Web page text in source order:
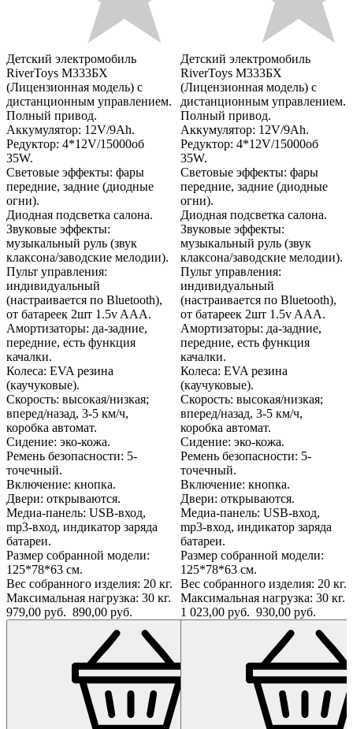
Детский электромобиль
RiverToys М333БХ
(Лицензионная модель) с
дистанционным управлением.
Полный привод.
Аккумулятор: 12V/9Ah.
Редуктор: 4*12V/15000об
35W.
Световые эффекты: фары
передние, задние (диодные
огни).
Диодная подсветка салона.
Звуковые эффекты:
музыкальный руль (звук
клаксона/заводские мелодии).
Пульт управления:
индивидуальный
(настраивается по Bluetooth),
от батареек 2шт 1.5v AAA.
Амортизаторы: да-задние,
передние, есть функция
качалки.
Колеса: EVA резина
(каучуковые).
Скорость: высокая/низкая;
вперед/назад, 3-5 км/ч,
коробка автомат.
Сидение: эко-кожа.
Ремень безопасности: 5-
точечный.
Включение: кнопка.
Двери: открываются.
Медиа-панель: USB-вход,
mp3-вход, индикатор заряда
батареи.
Размер собранной модели:
125*78*63 см.
Вес собранного изделия: 20 кг.
Максимальная нагрузка: 30 кг.
979,00 руб. 890,00 руб.
Детский электромобиль
RiverToys М333БХ
(Лицензионная модель) с
дистанционным управлением.
Полный привод.
Аккумулятор: 12V/9Ah.
Редуктор: 4*12V/15000об
35W.
Световые эффекты: фары
передние, задние (диодные
огни).
Диодная подсветка салона.
Звуковые эффекты:
музыкальный руль (звук
клаксона/заводские мелодии).
Пульт управления:
индивидуальный
(настраивается по Bluetooth),
от батареек 2шт 1.5v AAA.
Амортизаторы: да-задние,
передние, есть функция
качалки.
Колеса: EVA резина
(каучуковые).
Скорость: высокая/низкая;
вперед/назад, 3-5 км/ч,
коробка автомат.
Сидение: эко-кожа.
Ремень безопасности: 5-
точечный.
Включение: кнопка.
Двери: открываются.
Медиа-панель: USB-вход,
mp3-вход, индикатор заряда
батареи.
Размер собранной модели:
125*78*63 см.
Вес собранного изделия: 20 кг.
Максимальная нагрузка: 30 кг.
1 023,00 руб. 930,00 руб.